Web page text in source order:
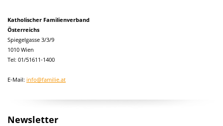
Katholischer Familienverband
Österreichs
Spiegelgasse 3/3/9
1010 Wien
Tel: 01/51611-1400
E-Mail: info@familie.at
Newsletter